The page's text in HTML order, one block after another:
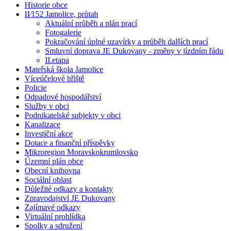
Historie obce
II⁄152 Jamolice, průtah
Aktuální průběh a plán prací
Fotogalerie
Pokračování úplné uzavírky a průběh dalších prací
Smluvní doprava JE Dukovany - změny v jízdním řádu
II.etapa
Mateřská škola Jamolice
Víceúčelové hřiště
Policie
Odpadové hospodářství
Služby v obci
Podnikatelské subjekty v obci
Kanalizace
Investiční akce
Dotace a finanční příspěvky
Mikroregion Moravskokrumlovsko
Územní plán obce
Obecní knihovna
Sociální oblast
Důležité odkazy a kontakty
Zpravodajství JE Dukovany
Zajímavé odkazy
Virtuální prohlídka
Spolky a sdružení